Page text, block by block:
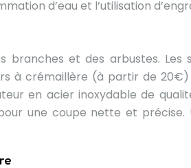
d’eau et l’utilisation
branches et des arbustes. Les
à crémaillère (à partir de
en acier inoxydable de
une coupe nette et précise.